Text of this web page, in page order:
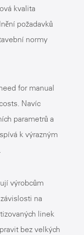
kvalita
požadavků
normy
for manual
Navíc
parametrů a
k výrazným
výrobcům
na
linek
bez velkých